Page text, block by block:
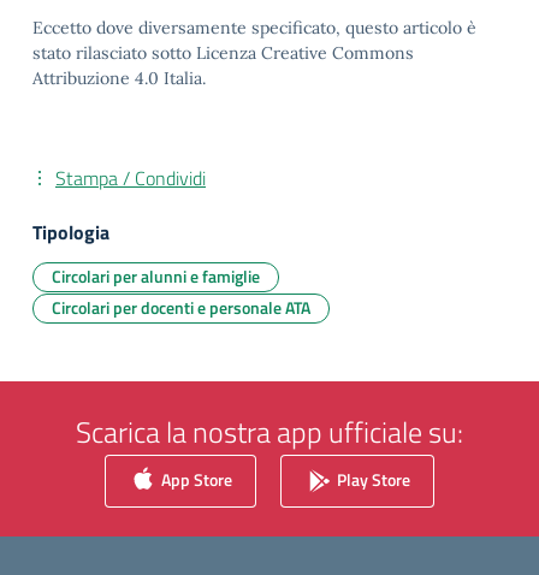
Eccetto dove diversamente specificato, questo articolo è
stato rilasciato sotto Licenza Creative Commons
Attribuzione 4.0 Italia.
Stampa / Condividi
Tipologia
Circolari per alunni e famiglie
Circolari per docenti e personale ATA
Scarica la nostra app ufficiale su:
App Store Play Store